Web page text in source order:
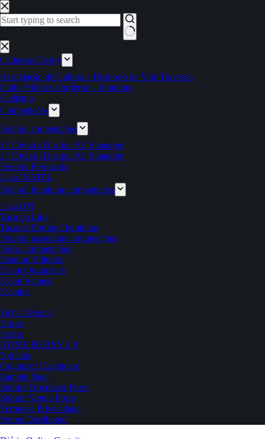
Pular
para
o
Sem
resultados
Cadernos Derby
Associação de Cultura e Desporto de Vale Travesso
Clube Atlético Ouriense – feminino
Ciclismo
Competições
Futebol competições
1.ª Divisão Distrital AF Santarém
2.ª Divisão Distrital AF Santarém
Futebol Formação
Liga INATEL
Futebol Feminino competições
Liga BPI
Taça da Liga
Taça de Portugal feminina
Futebol masculino competições
Futsal competições
Estatuto Editorial
Event Organizers
Event Venues
Eventos
Ficha Técnica
Home
Home
HOME DERBY 2.0
Notícias
Organizer Dashboard
Sample Page
Submit Organizer Form
Submit Venue Form
Termos e Privacidade
Venue Dashboard